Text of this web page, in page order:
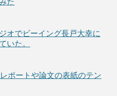
た
オでビーイング長戸大幸に
いた。
レポートや論文の表紙のテン